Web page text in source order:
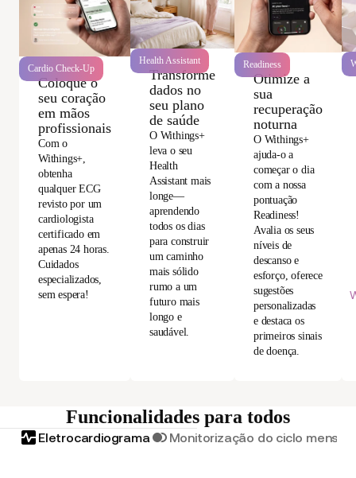
Cardio Check-Up
Coloque o
seu coração
em mãos
profissionais
Com o
Withings+,
obtenha
qualquer ECG
revisto por um
cardiologista
certificado em
apenas 24 horas.
Cuidados
especializados,
sem espera!
Health Assistant
Transforme
dados no
seu plano
de saúde
O Withings+
leva o seu
Health
Assistant mais
longe—
aprendendo
todos os dias
para construir
um caminho
mais sólido
rumo a um
futuro mais
longo e
saudável.
Readiness
Otimize a
sua
recuperação
noturna
O Withings+
ajuda-o a
começar o dia
com a nossa
pontuação
Readiness!
Avalia os seus
níveis de
descanso e
esforço, oferece
sugestões
personalizadas
e destaca os
primeiros sinais
de doença.
Funcionalidades para todos
Eletrocardiograma Monitorização do ciclo